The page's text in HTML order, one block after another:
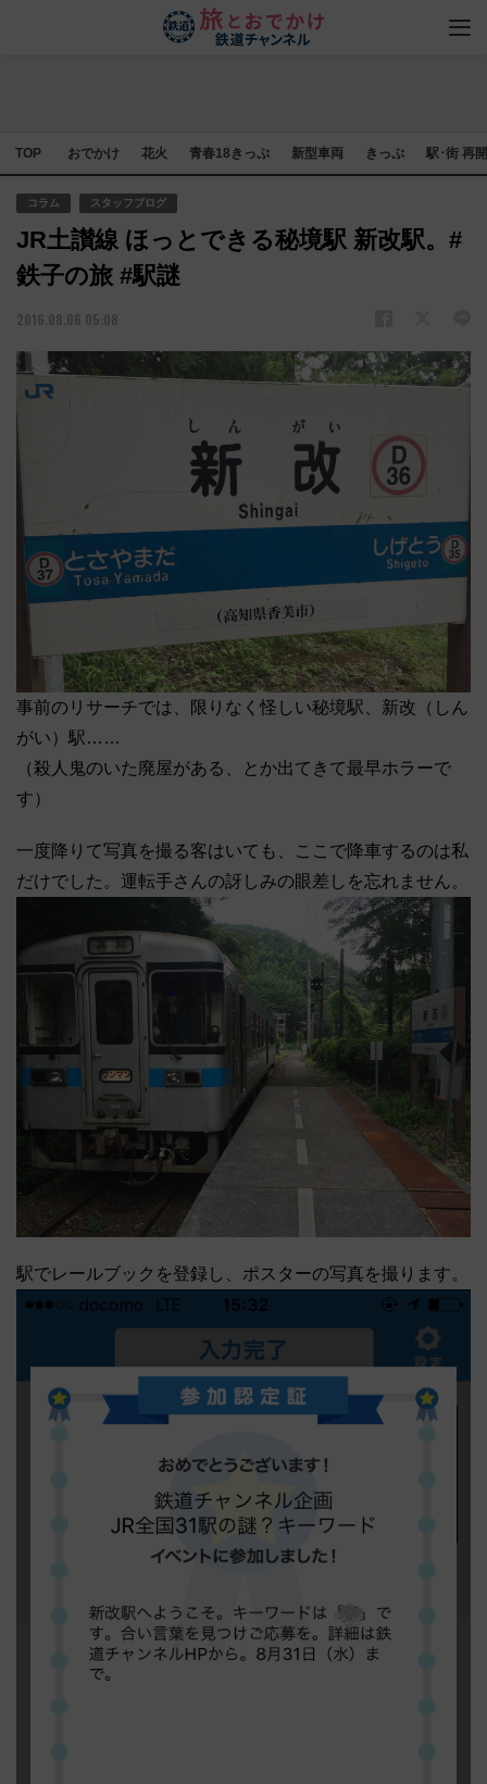
TOP おでかけ 花火 青春18きっぷ 新型車両 きっぷ 駅･街 再
コラム スタッフブログ
JR土讃線 ほっとできる秘境駅 新改駅。#
鉄子の旅 #駅謎
2016.08.06 05:08
事前のリサーチでは、限りなく怪しい秘境駅、新改（しん
がい）駅……
（殺人鬼のいた廃屋がある、とか出てきて最早ホラーで
す）
一度降りて写真を撮る客はいても、ここで降車するのは私
だけでした。運転手さんの訝しみの眼差しを忘れません。
駅でレールブックを登録し、ポスターの写真を撮ります。